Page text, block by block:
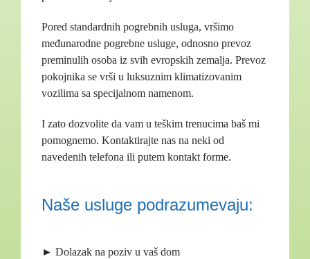
Pored standardnih pogrebnih usluga, vršimo
međunarodne pogrebne usluge, odnosno prevoz
preminulih osoba iz svih evropskih zemalja. Prevoz
pokojnika se vrši u luksuznim klimatizovanim
vozilima sa specijalnom namenom.
I zato dozvolite da vam u teškim trenucima baš mi
pomognemo. Kontaktirajte nas na neki od
navedenih telefona ili putem kontakt forme.
Naše usluge podrazumevaju:
► Dolazak na poziv u vaš dom